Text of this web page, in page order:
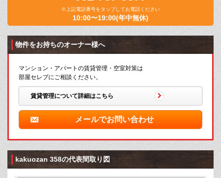
※上記電話番号をタップしてお電話ください
10:00〜19:00(年中無休)
物件をお持ちのオーナー様へ
マンション・アパートの賃貸管理・空室対策は
部屋セレブにご相談ください。
賃貸管理について詳細はこちら
メールでお問い合わせ
kakuozan 358の代表間取り図